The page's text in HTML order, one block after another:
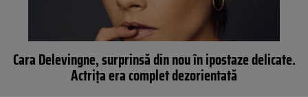
Cara Delevingne, surprinsă din nou în ipostaze delicate.
Actrița era complet dezorientată